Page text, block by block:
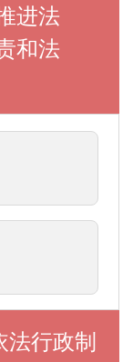
进法
和法
行政制